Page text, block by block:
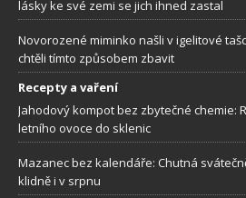
lásky ke své zemi se jich ihned zastal
Novorozené miminko našli v igelitové
chtěli tímto způsobem zbavit
Recepty a vaření
Jahodový kompot bez zbytečné chemie:
letního ovoce do sklenic
Mazanec bez kalendáře: Chutná
klidně i v srpnu